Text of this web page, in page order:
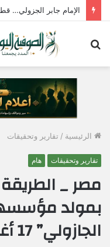
الإمام جابر الجزولي…
الرئيسية / تقارير وتحقيقات
تقارير وتحقيقات هام
مصر _
بمولد
الجازولي” 17 أغسطس